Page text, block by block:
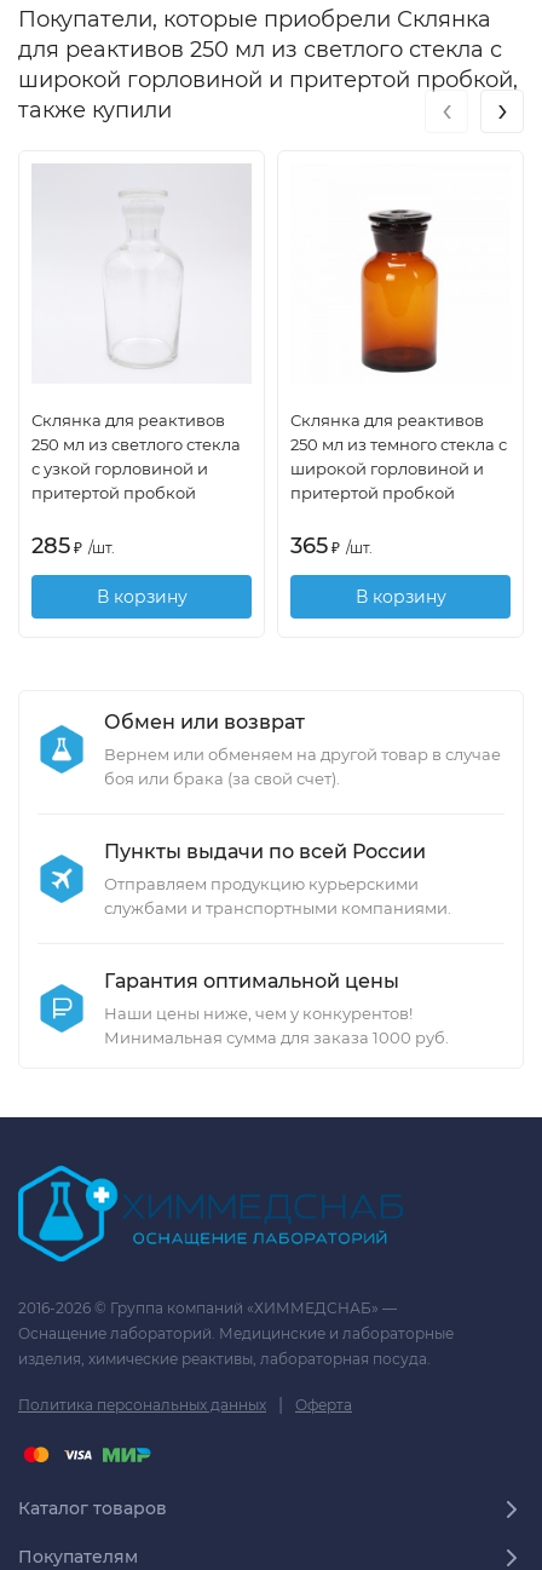
Покупатели, которые приобрели Склянка
для реактивов 250 мл из светлого стекла с
широкой горловиной и притертой пробкой,
также купили
Склянка для реактивов
250 мл из светлого стекла
с узкой горловиной и
притертой пробкой
285 ₽ /шт.
В корзину
Склянка для реактивов
250 мл из темного стекла с
широкой горловиной и
притертой пробкой
365 ₽ /шт.
В корзину
‹ ›
Обмен или возврат
Вернем или обменяем на другой товар в случае
боя или брака (за свой счет).
Пункты выдачи по всей России
Отправляем продукцию курьерскими
службами и транспортными компаниями.
Гарантия оптимальной цены
Наши цены ниже, чем у конкурентов!
Минимальная сумма для заказа 1000 руб.
2016-2026 © Группа компаний «ХИММЕДСНАБ» —
Оснащение лабораторий. Медицинские и лабораторные
изделия, химические реактивы, лабораторная посуда.
Политика персональных данных | Оферта
Каталог товаров
Покупателям